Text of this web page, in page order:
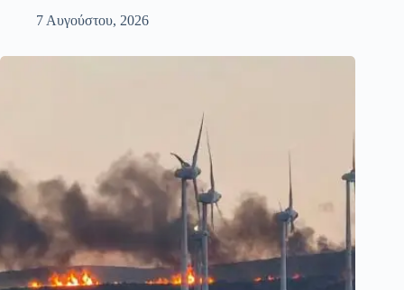
7 Αυγούστου, 2026